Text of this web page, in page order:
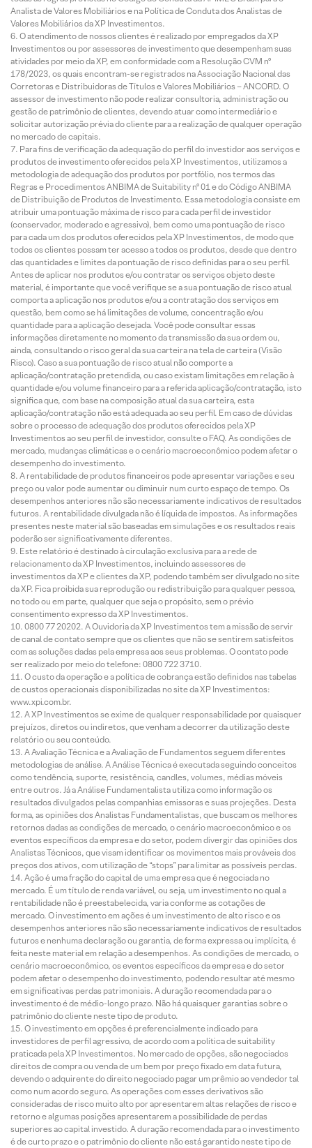
Analista de Valores Mobiliários e na Política de Conduta dos Analistas de
Valores Mobiliários da XP Investimentos.
O atendimento de nossos clientes é realizado por empregados da XP
Investimentos ou por assessores de investimento que desempenham suas
atividades por meio da XP, em conformidade com a Resolução CVM nº
178/2023, os quais encontram-se registrados na Associação Nacional das
Corretoras e Distribuidoras de Títulos e Valores Mobiliários – ANCORD. O
assessor de investimento não pode realizar consultoria, administração ou
gestão de patrimônio de clientes, devendo atuar como intermediário e
solicitar autorização prévia do cliente para a realização de qualquer operação
no mercado de capitais.
Para fins de verificação da adequação do perfil do investidor aos serviços e
produtos de investimento oferecidos pela XP Investimentos, utilizamos a
metodologia de adequação dos produtos por portfólio, nos termos das
Regras e Procedimentos ANBIMA de Suitability nº 01 e do Código ANBIMA
de Distribuição de Produtos de Investimento. Essa metodologia consiste em
atribuir uma pontuação máxima de risco para cada perfil de investidor
(conservador, moderado e agressivo), bem como uma pontuação de risco
para cada um dos produtos oferecidos pela XP Investimentos, de modo que
todos os clientes possam ter acesso a todos os produtos, desde que dentro
das quantidades e limites da pontuação de risco definidas para o seu perfil.
Antes de aplicar nos produtos e/ou contratar os serviços objeto deste
material, é importante que você verifique se a sua pontuação de risco atual
comporta a aplicação nos produtos e/ou a contratação dos serviços em
questão, bem como se há limitações de volume, concentração e/ou
quantidade para a aplicação desejada. Você pode consultar essas
informações diretamente no momento da transmissão da sua ordem ou,
ainda, consultando o risco geral da sua carteira na tela de carteira (Visão
Risco). Caso a sua pontuação de risco atual não comporte a
aplicação/contratação pretendida, ou caso existam limitações em relação à
quantidade e/ou volume financeiro para a referida aplicação/contratação, isto
significa que, com base na composição atual da sua carteira, esta
aplicação/contratação não está adequada ao seu perfil. Em caso de dúvidas
sobre o processo de adequação dos produtos oferecidos pela XP
Investimentos ao seu perfil de investidor, consulte o FAQ. As condições de
mercado, mudanças climáticas e o cenário macroeconômico podem afetar o
desempenho do investimento.
A rentabilidade de produtos financeiros pode apresentar variações e seu
preço ou valor pode aumentar ou diminuir num curto espaço de tempo. Os
desempenhos anteriores não são necessariamente indicativos de resultados
futuros. A rentabilidade divulgada não é líquida de impostos. As informações
presentes neste material são baseadas em simulações e os resultados reais
poderão ser significativamente diferentes.
Este relatório é destinado à circulação exclusiva para a rede de
relacionamento da XP Investimentos, incluindo assessores de
investimentos da XP e clientes da XP, podendo também ser divulgado no site
da XP. Fica proibida sua reprodução ou redistribuição para qualquer pessoa,
no todo ou em parte, qualquer que seja o propósito, sem o prévio
consentimento expresso da XP Investimentos.
0800 77 20202. A Ouvidoria da XP Investimentos tem a missão de servir
de canal de contato sempre que os clientes que não se sentirem satisfeitos
com as soluções dadas pela empresa aos seus problemas. O contato pode
ser realizado por meio do telefone: 0800 722 3710.
O custo da operação e a política de cobrança estão definidos nas tabelas
de custos operacionais disponibilizadas no site da XP Investimentos:
www.xpi.com.br.
A XP Investimentos se exime de qualquer responsabilidade por quaisquer
prejuízos, diretos ou indiretos, que venham a decorrer da utilização deste
relatório ou seu conteúdo.
A Avaliação Técnica e a Avaliação de Fundamentos seguem diferentes
metodologias de análise. A Análise Técnica é executada seguindo conceitos
como tendência, suporte, resistência, candles, volumes, médias móveis
entre outros. Já a Análise Fundamentalista utiliza como informação os
resultados divulgados pelas companhias emissoras e suas projeções. Desta
forma, as opiniões dos Analistas Fundamentalistas, que buscam os melhores
retornos dadas as condições de mercado, o cenário macroeconômico e os
eventos específicos da empresa e do setor, podem divergir das opiniões dos
Analistas Técnicos, que visam identificar os movimentos mais prováveis dos
preços dos ativos, com utilização de “stops” para limitar as possíveis perdas.
Ação é uma fração do capital de uma empresa que é negociada no
mercado. É um título de renda variável, ou seja, um investimento no qual a
rentabilidade não é preestabelecida, varia conforme as cotações de
mercado. O investimento em ações é um investimento de alto risco e os
desempenhos anteriores não são necessariamente indicativos de resultados
futuros e nenhuma declaração ou garantia, de forma expressa ou implícita, é
feita neste material em relação a desempenhos. As condições de mercado, o
cenário macroeconômico, os eventos específicos da empresa e do setor
podem afetar o desempenho do investimento, podendo resultar até mesmo
em significativas perdas patrimoniais. A duração recomendada para o
investimento é de médio-longo prazo. Não há quaisquer garantias sobre o
patrimônio do cliente neste tipo de produto.
O investimento em opções é preferencialmente indicado para
investidores de perfil agressivo, de acordo com a política de suitability
praticada pela XP Investimentos. No mercado de opções, são negociados
direitos de compra ou venda de um bem por preço fixado em data futura,
devendo o adquirente do direito negociado pagar um prêmio ao vendedor tal
como num acordo seguro. As operações com esses derivativos são
consideradas de risco muito alto por apresentarem altas relações de risco e
retorno e algumas posições apresentarem a possibilidade de perdas
superiores ao capital investido. A duração recomendada para o investimento
é de curto prazo e o patrimônio do cliente não está garantido neste tipo de